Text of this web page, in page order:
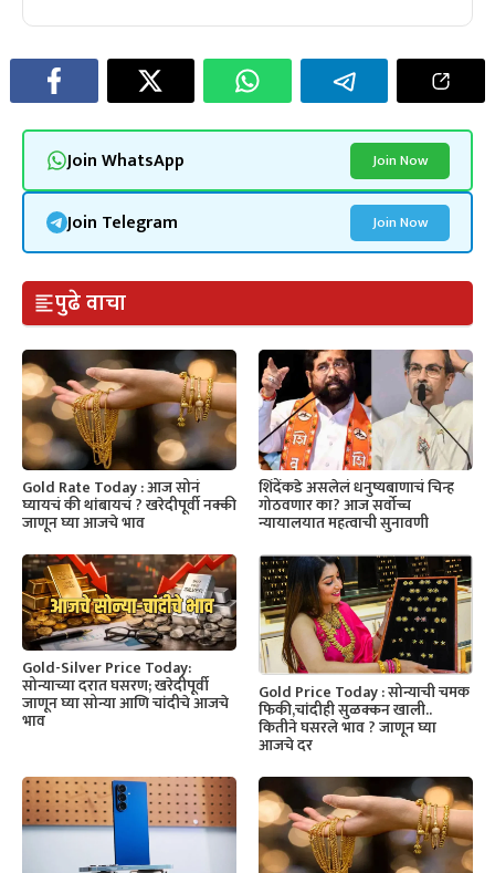
Join WhatsApp Join Now
Join Telegram Join Now
पुढे वाचा
Gold Rate Today : आज सोनं
घ्यायचं की थांबायचं ? खरेदीपूर्वी नक्की
जाणून घ्या आजचे भाव
शिंदेंकडे असलेलं धनुष्यबाणाचं चिन्ह
गोठवणार का? आज सर्वोच्च
न्यायालयात महत्वाची सुनावणी
Gold-Silver Price Today:
सोन्याच्या दरात घसरण; खरेदीपूर्वी
जाणून घ्या सोन्या आणि चांदीचे आजचे
भाव
Gold Price Today : सोन्याची चमक
फिकी,चांदीही सुळक्कन खाली..
कितीने घसरले भाव ? जाणून घ्या
आजचे दर